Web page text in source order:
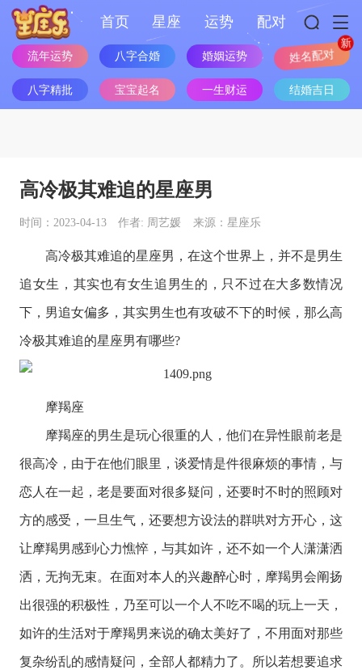
首页 星座 运势 配对
流年运势 八字合婚 婚姻运势 姓名配对
八字精批 宝宝起名 一生财运 结婚吉日
高冷极其难追的星座男
时间：2023-04-13 作者: 周艺媛 来源：星座乐
高冷极其难追的星座男，在这个世界上，并不是男生
追女生，其实也有女生追男生的，只不过在大多数情况
下，男追女偏多，其实男生也有攻破不下的时候，那么高
冷极其难追的星座男有哪些?
摩羯座
摩羯座的男生是玩心很重的人，他们在异性眼前老是
很高冷，由于在他们眼里，谈爱情是件很麻烦的事情，与
恋人在一起，老是要面对很多疑问，还要时不时的照顾对
方的感受，一旦生气，还要想方设法的群哄对方开心，这
让摩羯男感到心力憔悴，与其如许，还不如一个人潇潇洒
洒，无拘无束。在面对本人的兴趣醉心时，摩羯男会阐扬
出很强的积极性，乃至可以一个人不吃不喝的玩上一天，
如许的生活对于摩羯男来说的确太美好了，不用面对那些
复杂纷乱的感情疑问，全部人都精力了。所以若想要追求